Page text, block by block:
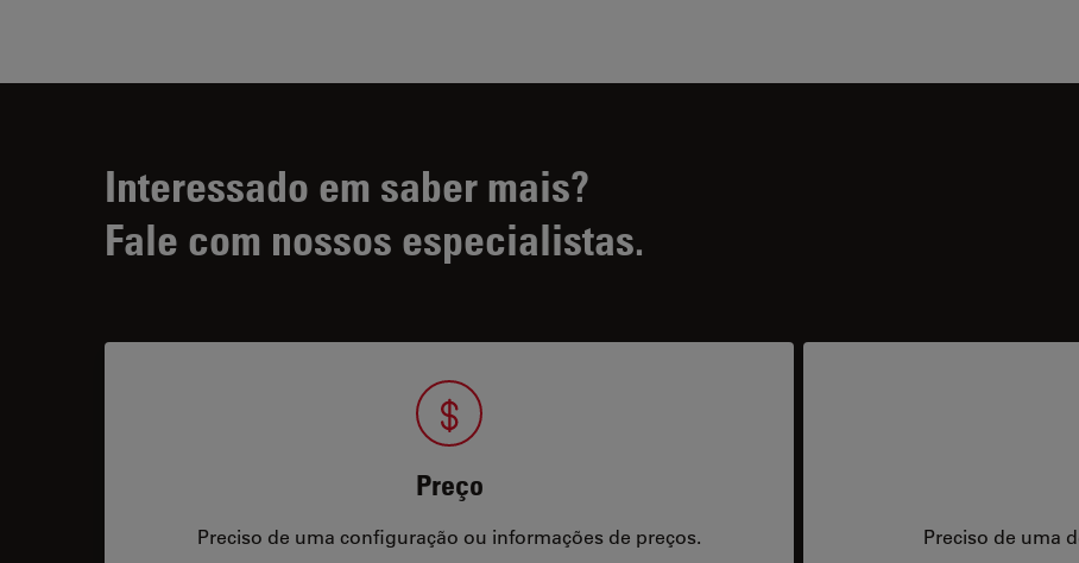
Interessado em saber mais?
Fale com nossos especialistas.
Preço
Preciso de uma configuração ou informações de preços. Preciso de uma